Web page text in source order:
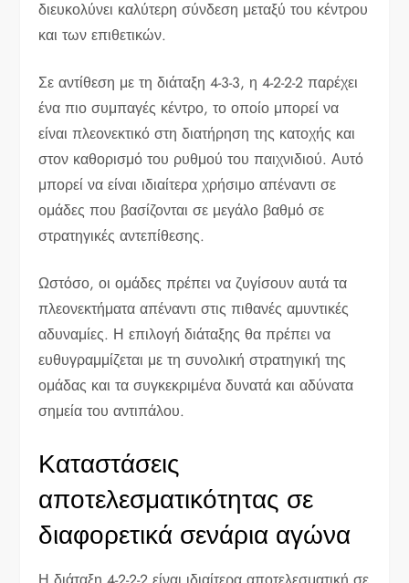
διευκολύνει καλύτερη σύνδεση μεταξύ του κέντρου
και των επιθετικών.
Σε αντίθεση με τη διάταξη 4-3-3, η 4-2-2-2 παρέχει
ένα πιο συμπαγές κέντρο, το οποίο μπορεί να
είναι πλεονεκτικό στη διατήρηση της κατοχής και
στον καθορισμό του ρυθμού του παιχνιδιού. Αυτό
μπορεί να είναι ιδιαίτερα χρήσιμο απέναντι σε
ομάδες που βασίζονται σε μεγάλο βαθμό σε
στρατηγικές αντεπίθεσης.
Ωστόσο, οι ομάδες πρέπει να ζυγίσουν αυτά τα
πλεονεκτήματα απέναντι στις πιθανές αμυντικές
αδυναμίες. Η επιλογή διάταξης θα πρέπει να
ευθυγραμμίζεται με τη συνολική στρατηγική της
ομάδας και τα συγκεκριμένα δυνατά και αδύνατα
σημεία του αντιπάλου.
Καταστάσεις
αποτελεσματικότητας σε
διαφορετικά σενάρια αγώνα